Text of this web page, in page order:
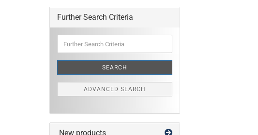
Further Search Criteria
Search
SEARCH
ADVANCED SEARCH
New products